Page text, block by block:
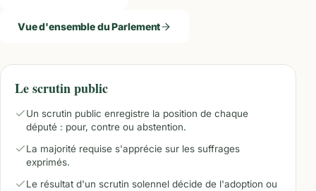
Vue d'ensemble du Parlement
Le scrutin public
Un scrutin public enregistre la position de chaque
député : pour, contre ou abstention.
La majorité requise s'apprécie sur les suffrages
exprimés.
Le résultat d'un scrutin solennel décide de l'adoption ou